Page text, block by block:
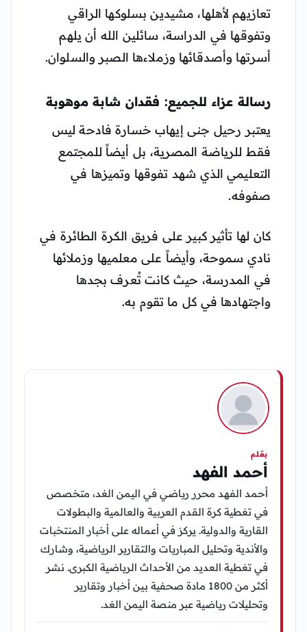
تعازيهم لأهلها، مشيدين بسلوكها الراقي
وتفوقها في الدراسة، سائلين الله أن يلهم
أسرتها وأصدقائها وزملاءها الصبر والسلوان.
رسالة عزاء للجميع: فقدان شابة موهوبة
يعتبر رحيل جنى إيهاب خسارة فادحة ليس
فقط للرياضة المصرية، بل أيضاً للمجتمع
التعليمي الذي شهد تفوقها وتميزها في
صفوفه.
كان لها تأثير كبير على فريق الكرة الطائرة في
نادي سموحة، وأيضاً على معلميها وزملائها
في المدرسة، حيث كانت تُعرف بجدها
واجتهادها في كل ما تقوم به.
بقلم
أحمد الفهد
أحمد الفهد محرر رياضي في اليمن الغد، متخصص
في تغطية كرة القدم العربية والعالمية والبطولات
القارية والدولية. يركز في أعماله على أخبار المنتخبات
والأندية وتحليل المباريات والتقارير الرياضية، وشارك
في تغطية العديد من الأحداث الرياضية الكبرى. نشر
أكثر من 1800 مادة صحفية بين أخبار وتقارير
وتحليلات رياضية عبر منصة اليمن الغد.